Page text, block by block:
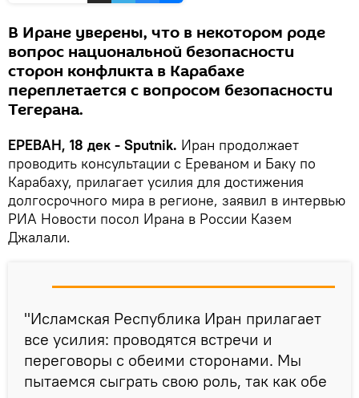
В Иране уверены, что в некотором роде
вопрос национальной безопасности
сторон конфликта в Карабахе
переплетается с вопросом безопасности
Тегерана.
ЕРЕВАН, 18 дек - Sputnik. Иран продолжает
проводить консультации с Ереваном и Баку по
Карабаху, прилагает усилия для достижения
долгосрочного мира в регионе, заявил в интервью
РИА Новости посол Ирана в России Казем
Джалали.
"Исламская Республика Иран прилагает
все усилия: проводятся встречи и
переговоры с обеими сторонами. Мы
пытаемся сыграть свою роль, так как обе